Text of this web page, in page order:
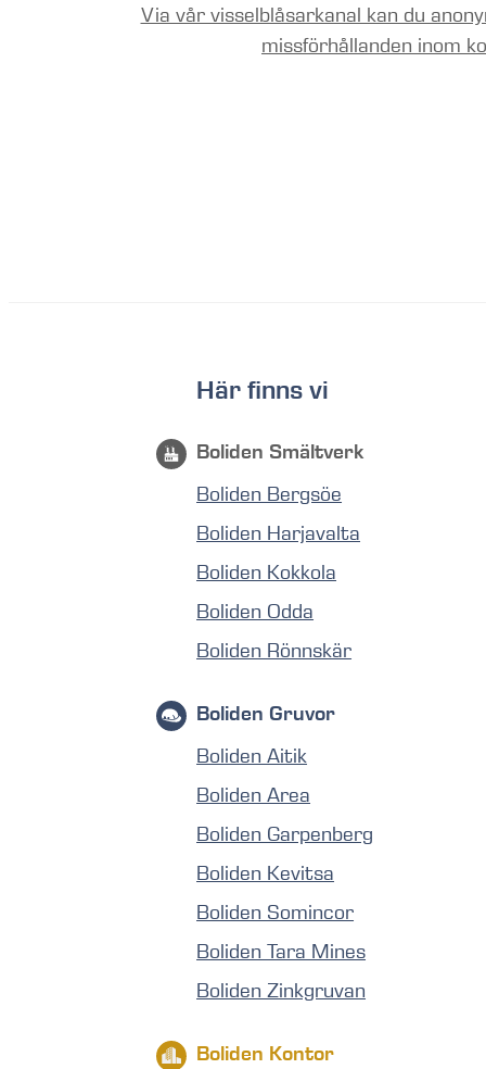
Via vår visselblåsarkanal kan du
missförhållanden inom
Här finns vi
Boliden Smältverk
Boliden Bergsöe
Boliden Harjavalta
Boliden Kokkola
Boliden Odda
Boliden Rönnskär
Boliden Gruvor
Boliden Aitik
Boliden Area
Boliden Garpenberg
Boliden Kevitsa
Boliden Somincor
Boliden Tara Mines
Boliden Zinkgruvan
Boliden Kontor